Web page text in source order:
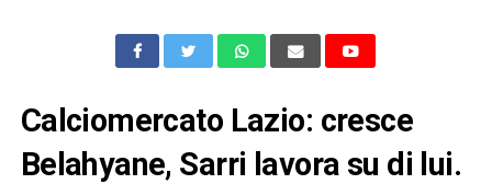
Calciomercato Lazio: cresce
Belahyane, Sarri lavora su di lui.